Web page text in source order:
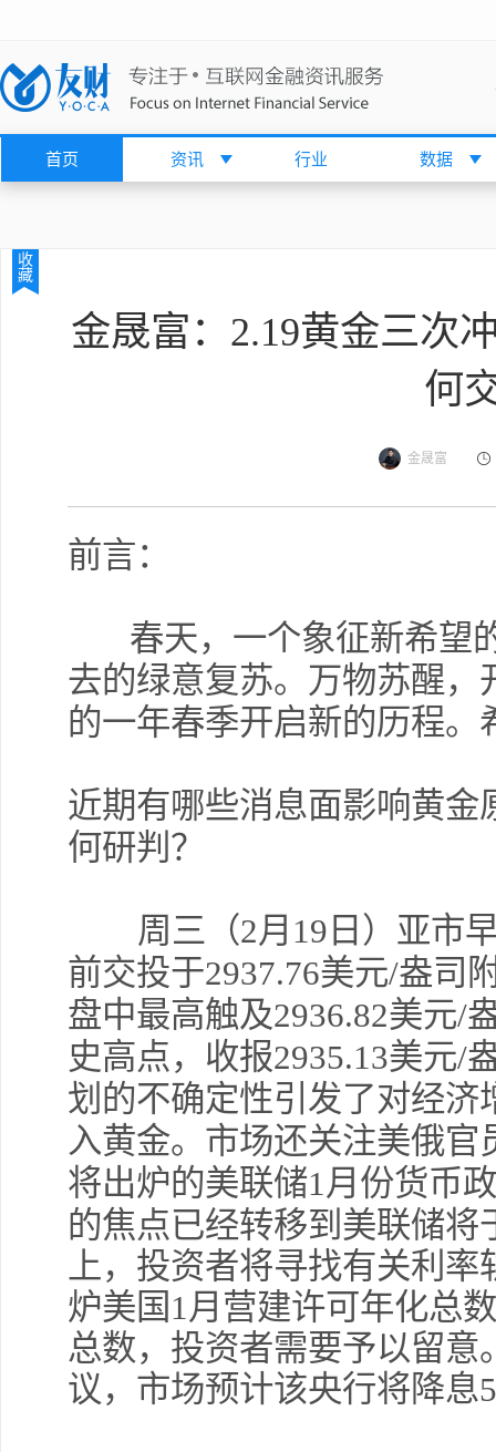
首页 资讯 行业 数据
收
藏
金晟富：2.19黄金三次
何
金晟富
前言：
春天，一个象征新希望
去的绿意复苏。万物苏醒
的一年春季开启新的历程。
近期有哪些消息面影响黄
何研判？
周三（2月19日）亚市
前交投于2937.76美元/盎司
盘中最高触及2936.82美元/
史高点，收报2935.13美元/
划的不确定性引发了对经
入黄金。市场还关注美俄
将出炉的美联储1月份货币
的焦点已经转移到美联储
上，投资者将寻找有关利
炉美国1月营建许可年化总
总数，投资者需要予以留
议，市场预计该央行将降息